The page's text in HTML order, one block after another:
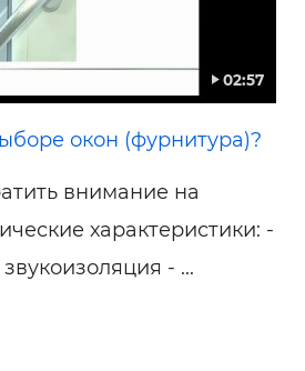
02:57
окон (фурнитура)?
внимание на
характеристики: -
- ...